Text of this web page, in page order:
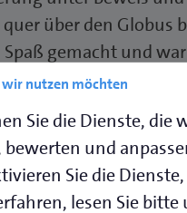
über den Globus
gemacht und
sich die Meister-
den
für das
nutzen möchten
Sie die Dienste, die
und
Sie die
lesen Sie bitte